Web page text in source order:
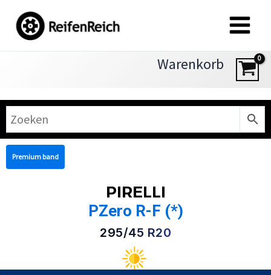
Inhalt
springen
Warenkorb
Premium band
PIRELLI
PZero R-F (*)
295/45 R20